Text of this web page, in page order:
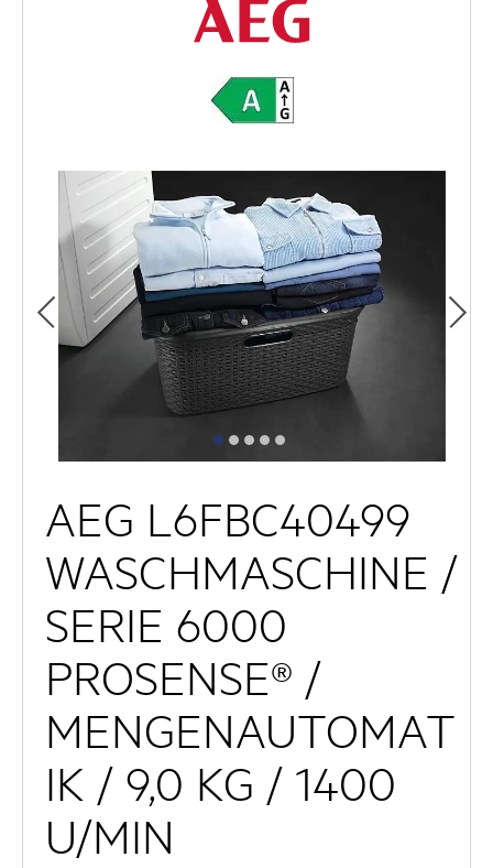
AEG L6FBC40499
WASCHMASCHINE /
SERIE 6000
PROSENSE® /
MENGENAUTOMAT
IK / 9,0 KG / 1400
U/MIN